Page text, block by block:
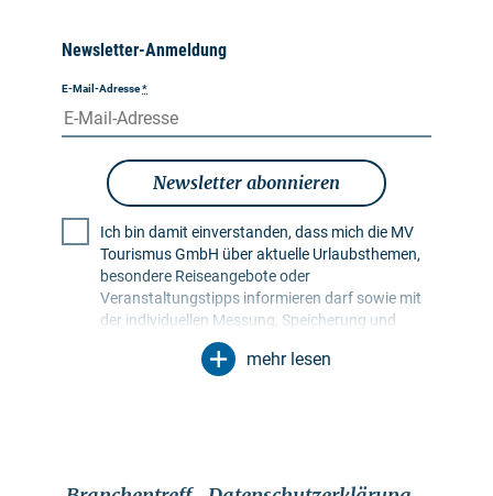
Newsletter-Anmeldung
E-Mail-Adresse*
Newsletter abonnieren
Ich bin damit einverstanden, dass mich die MV
Tourismus GmbH über aktuelle Urlaubsthemen,
besondere Reiseangebote oder
Veranstaltungstipps informieren darf sowie mit
der individuellen Messung, Speicherung und
Auswertung von Öffnungs- und Klickraten in
Empfängerprofilen zu Zwecken der Gestaltung
mehr lesen